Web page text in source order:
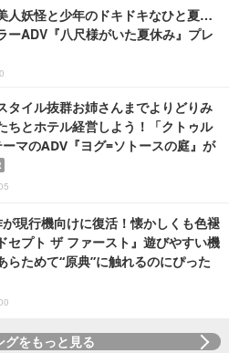
人妖怪と少年のドキドキなひと夏…
ーADV『八尺様がいた夏休み』プレ
タイル抜群お姉さんまでよりどりみ
ちとホテル経営しよう！「クトゥル
マのADV『ヨグ=ソトースの庭』が
現行機向けに復活！懐かしくも色褪
セプト ザ ファースト』遊びやすい機
らためて“原典”に触れるのにぴった
グをもっと見る